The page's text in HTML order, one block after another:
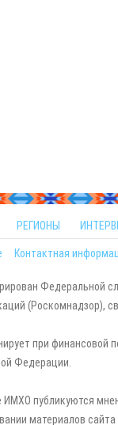
РЕГИОНЫ
Контактная
Федеральной
(Роскомнадзор),
при финансовой
Федерации.
ИМХО публикуются
материалов